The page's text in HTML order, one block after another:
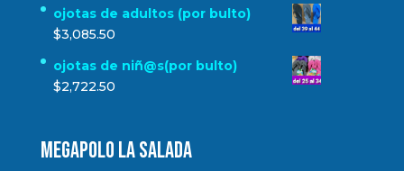
ojotas de adultos (por bulto)
$3,085.50
ojotas de niñ@s(por bulto)
$2,722.50
MEGAPOLO LA SALADA